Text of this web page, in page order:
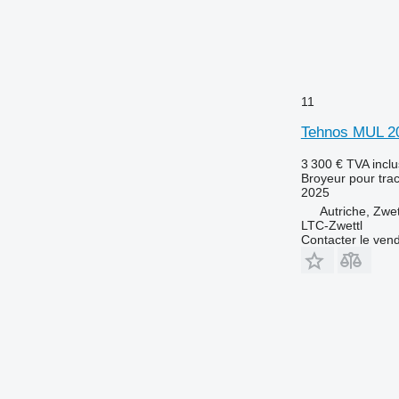
11
Tehnos MUL
3 300 € TVA
Broyeur pour
2025
Autriche,
LTC-Zwettl
Contacter le